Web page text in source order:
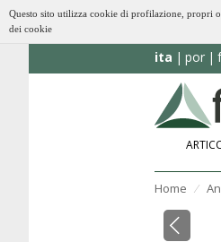
Questo sito utilizza cookie di profilazione, propri
dei cookie
ita por
Home ⁄